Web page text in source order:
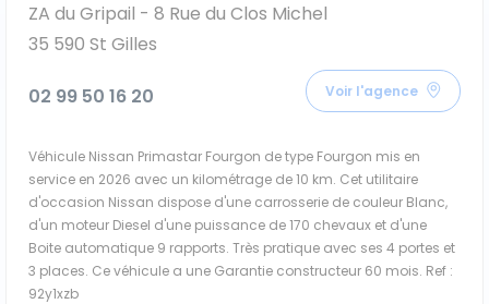
ZA du Gripail - 8 Rue du Clos Michel
35 590 St Gilles
02 99 50 16 20 Voir l'agence
Véhicule Nissan Primastar Fourgon de type Fourgon mis en
service en 2026 avec un kilométrage de 10 km. Cet utilitaire
d'occasion Nissan dispose d'une carrosserie de couleur Blanc,
d'un moteur Diesel d'une puissance de 170 chevaux et d'une
Boite automatique 9 rapports. Très pratique avec ses 4 portes et
3 places. Ce véhicule a une Garantie constructeur 60 mois. Ref :
92y1xzb